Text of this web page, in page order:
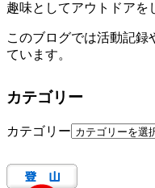
趣味としてアウトドアを
このブログでは活動記録
ています。
カテゴリー
カテゴリー